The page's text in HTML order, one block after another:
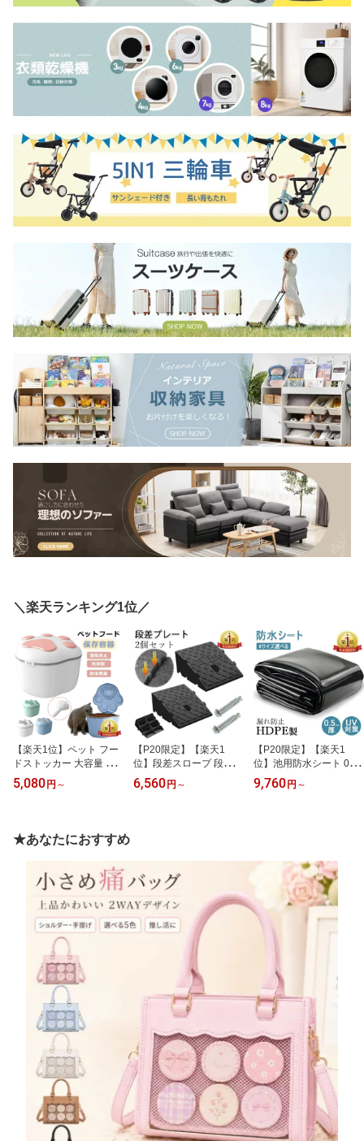
＼楽天ランキング1位／
【楽天1位】ペット フー
ドストッカー 大容量 ペ
ットフード 保存容器 か
わいい 肉球型 密閉 フー
ー 猫 犬 貯蔵タンク 餌収
納 湿気防止 乾燥 防塵 防
5,080 円 ～
【P20限定】【楽天1
位】段差スロープ 段差プ
レート 2個セット 段差解
消スロープ (高さ7cm/11c
ト 幅25cm スプライス可
能な幅 固定ネジ付属
6,560 円 ～
【P20限定】【楽天1
位】池用防水シート 0.5
mm厚 プールライナー 人
工池 防水シート 防雨 UV
9,760 円 ～
★あなたにおすすめ